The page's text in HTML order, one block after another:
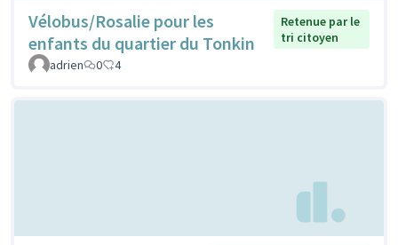
Vélobus/Rosalie pour les
enfants du quartier du Tonkin
Retenue par le
tri citoyen
adrien
0 4